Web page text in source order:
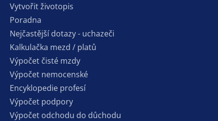
Vytvořit životopis
Poradna
Nejčastější dotazy - uchazeči
Kalkulačka mezd / platů
Výpočet čisté mzdy
Výpočet nemocenské
Encyklopedie profesí
Výpočet podpory
Výpočet odchodu do důchodu